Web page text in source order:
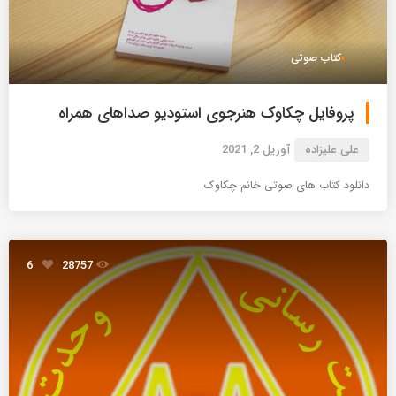
کتاب صوتی
پروفایل چکاوک هنرجوی استودیو صداهای همراه
علی علیزاده آوریل 2, 2021
دانلود کتاب های صوتی خانم چکاوک
28757